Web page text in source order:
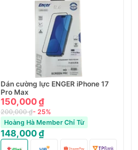
Dán cường lực ENGER iPhone 17
Pro Max
150,000 ₫
200,000 ₫- 25%
Hoàng Hà Member Chỉ Từ
148,000 ₫